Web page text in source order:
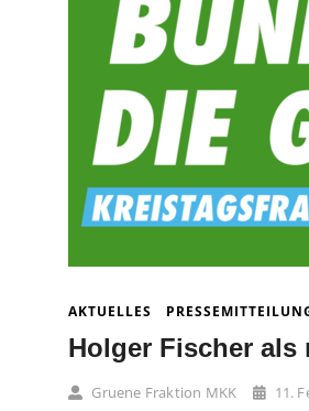
AKTUELLES
Holger Fischer
Gruene Fraktion MKK 11.